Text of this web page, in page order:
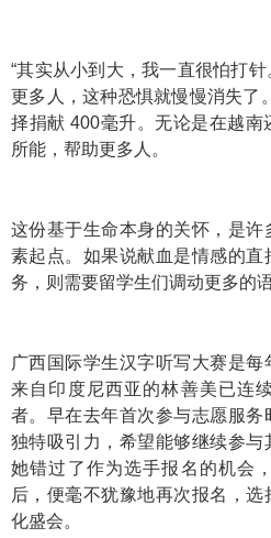
“其实从小到大，我一直很怕打
更多人，这种恐惧就慢慢消失了
择捐献 400毫升。无论是在越南
所能，帮助更多人。
这份基于生命本身的关怀，是
素起点。如果说献血是情感的直
务，则需要留学生们调动更多的
广西国际学生汉字听写大赛是每
来自印度尼西亚的林善美已连
者。早在去年首次参与志愿服
独特吸引力，希望能够继续参与
她错过了作为选手报名的机会
后，便毫不犹豫地再次报名，
化盛会。